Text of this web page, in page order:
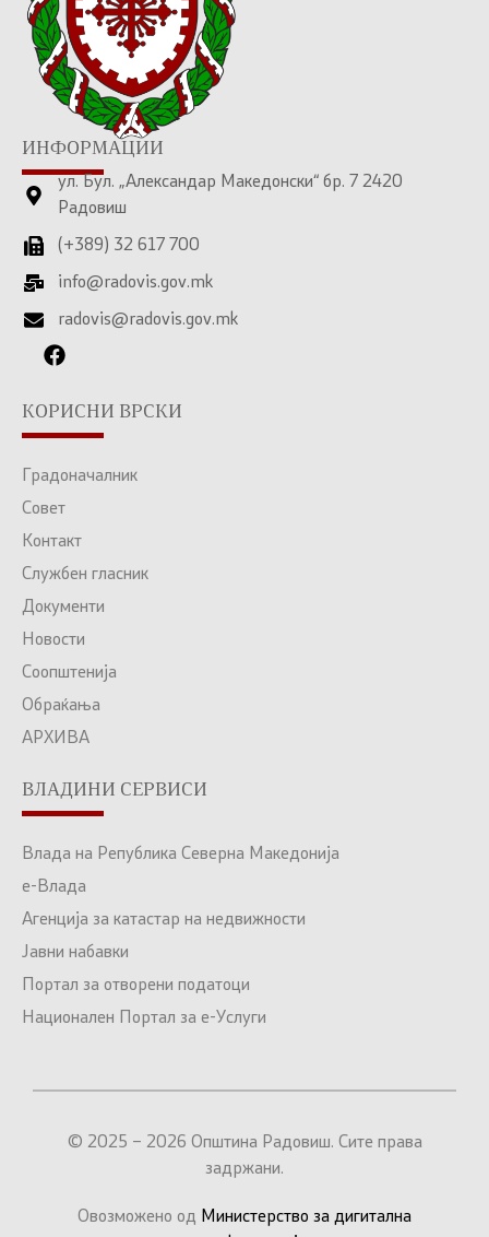
ИНФОРМАЦИИ
ул. Бул. „Александар Македонски“ бр. 7 2420
Радовиш
(+389) 32 617 700
info@radovis.gov.mk
radovis@radovis.gov.mk
КОРИСНИ ВРСКИ
Градоначалник
Совет
Контакт
Службен гласник
Документи
Новости
Соопштенија
Обраќања
АРХИВА
ВЛАДИНИ СЕРВИСИ
Влада на Република Северна Македонија
е-Влада
Агенција за катастар на недвижности
Јавни набавки
Портал за отворени податоци
Национален Портал за е-Услуги
© 2025 – 2026 Општина Радовиш. Сите права
задржани.
Овозможено од Министерство за дигитална